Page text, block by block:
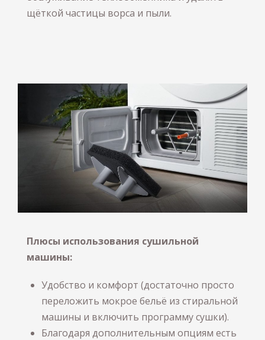
щёткой частицы ворса и пыли.
Плюсы использования сушильной
машины:
Удобство и комфорт (достаточно просто
переложить мокрое бельё из стиральной
машины и включить программу сушки).
Благодаря дополнительным опциям есть